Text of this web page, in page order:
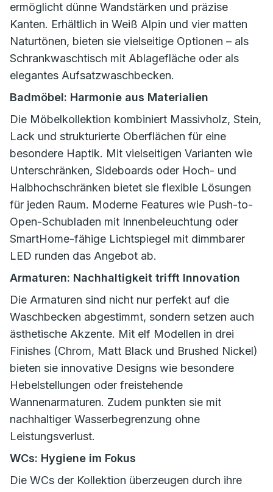
ermöglicht dünne Wandstärken und präzise
Kanten. Erhältlich in Weiß Alpin und vier matten
Naturtönen, bieten sie vielseitige Optionen – als
Schrankwaschtisch mit Ablagefläche oder als
elegantes Aufsatzwaschbecken.
Badmöbel: Harmonie aus Materialien
Die Möbelkollektion kombiniert Massivholz, Stein,
Lack und strukturierte Oberflächen für eine
besondere Haptik. Mit vielseitigen Varianten wie
Unterschränken, Sideboards oder Hoch- und
Halbhochschränken bietet sie flexible Lösungen
für jeden Raum. Moderne Features wie Push-to-
Open-Schubladen mit Innenbeleuchtung oder
SmartHome-fähige Lichtspiegel mit dimmbarer
LED runden das Angebot ab.
Armaturen: Nachhaltigkeit trifft Innovation
Die Armaturen sind nicht nur perfekt auf die
Waschbecken abgestimmt, sondern setzen auch
ästhetische Akzente. Mit elf Modellen in drei
Finishes (Chrom, Matt Black und Brushed Nickel)
bieten sie innovative Designs wie besondere
Hebelstellungen oder freistehende
Wannenarmaturen. Zudem punkten sie mit
nachhaltiger Wasserbegrenzung ohne
Leistungsverlust.
WCs: Hygiene im Fokus
Die WCs der Kollektion überzeugen durch ihre